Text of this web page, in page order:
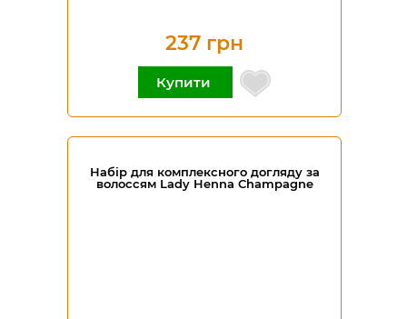
237 грн
Купити
Набір для комплексного догляду за
волоссям Lady Henna Champagne